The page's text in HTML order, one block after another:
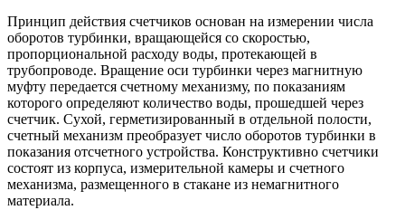
Принцип действия счетчиков основан на измерении числа
оборотов турбинки, вращающейся со скоростью,
пропорциональной расходу воды, протекающей в
трубопроводе. Вращение оси турбинки через магнитную
муфту передается счетному механизму, по показаниям
которого определяют количество воды, прошедшей через
счетчик. Сухой, герметизированный в отдельной полости,
счетный механизм преобразует число оборотов турбинки в
показания отсчетного устройства. Конструктивно счетчики
состоят из корпуса, измерительной камеры и счетного
механизма, размещенного в стакане из немагнитного
материала.